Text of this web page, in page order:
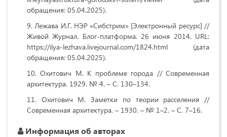
обращения: 05.04.2025).
Лежава И.Г. НЭР «Сибстрим» [Электронный ресурс] //
Живой Журнал. Блог-платформа. 26 июня 2014. URL:
https://ilya-lezhava.livejournal.com/1824.html (дата
обращения: 05.04.2025).
Охитович М. К проблеме города // Современная
архитектура. 1929. № 4. – С. 130–134.
Охитович М. Заметки по теории расселения //
Современная архитектура. – 1930. – № 1–2. – С. 7–16.
Информация об авторах